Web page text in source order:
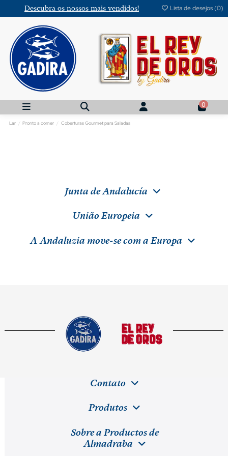
Descubra os nossos mais vendidos! Lista de desejos (0)
0
Lar Pronto a comer Coberturas Gourmet para Saladas
Junta de Andalucía
União Europeia
A Andaluzia move-se com a Europa
Contato
Produtos
Sobre a Productos de
Almadraba